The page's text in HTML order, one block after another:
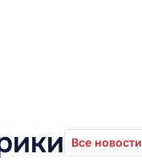
Все новости